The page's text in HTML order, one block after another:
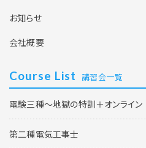
お知らせ
会社概要
Course List 講習会一覧
電験三種～地獄の特訓＋オンライン
第二種電気工事士